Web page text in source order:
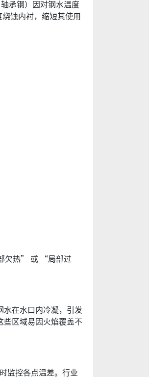
承钢）因对钢水温度
蚀内衬，缩短其使用
欠热” 或 “局部过
在水口内冷凝，引发
区域易因火焰覆盖不
监控各点温差。行业